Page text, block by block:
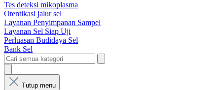
Tes deteksi mikoplasma
Otentikasi jalur sel
Layanan Penyimpanan Sampel
Layanan Sel Siap Uji
Perluasan Budidaya Sel
Bank Sel
Tutup menu